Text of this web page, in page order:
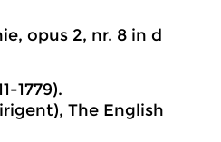
opus 2, nr. 8 in d
1779).
The English